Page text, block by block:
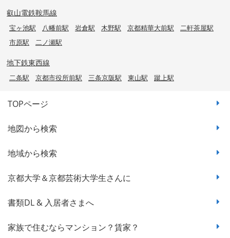
叡山電鉄鞍馬線
宝ヶ池駅 八幡前駅 岩倉駅 木野駅 京都精華大前駅
二軒茶屋駅
市原駅
二ノ瀬駅
地下鉄東西線
二条駅 京都市役所前駅 三条京阪駅 東山駅 蹴上駅
TOPページ
地図から検索
地域から検索
京都大学＆京都芸術大学生さんに
書類DL & 入居者さまへ
家族で住むならマンション？賃家？